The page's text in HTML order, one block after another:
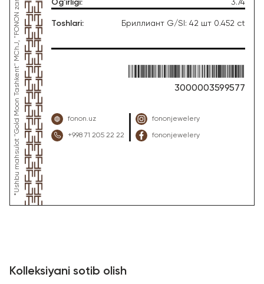
Og'irligi: 3.74
Toshlari: Бриллиант G/SI: 42 шт 0.452 ct
3000003599577
fonon.uz
+998 71 205 22 22
fononjewelery
fononjewelery
Kolleksiyani sotib olish